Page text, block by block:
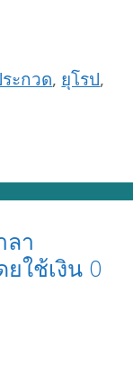
ะกวด, ยุโรป,
ลา
ใช้เงิน 0